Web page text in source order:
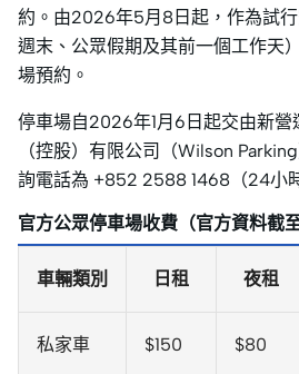
約。由2026年5月8日起，作為試
週末、公眾假期及其前一個工作天
場預約。
停車場自2026年1月6日起交由新營
（控股）有限公司（Wilson
詢電話為 +852 2588 1468（24小
官方公眾停車場收費 （官方資料截
車輛類別 日租 夜租
私家車 $150 $80